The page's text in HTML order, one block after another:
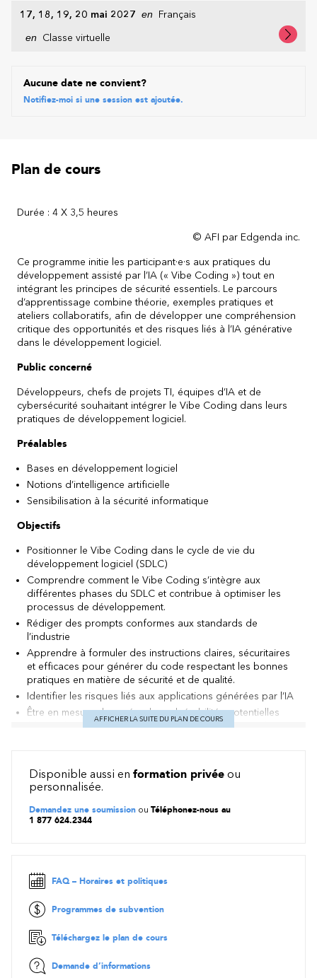
17, 18, 19, 20 mai 2027 en Français
en Classe virtuelle
Aucune date ne convient?
Notifiez-moi si une session est ajoutée.
Plan de cours
Durée : 4 X 3,5 heures
© AFI par Edgenda inc.
Ce programme initie les participant·e·s aux pratiques du
développement assisté par l’IA (« Vibe Coding ») tout en
intégrant les principes de sécurité essentiels. Le parcours
d’apprentissage combine théorie, exemples pratiques et
ateliers collaboratifs, afin de développer une compréhension
critique des opportunités et des risques liés à l’IA générative
dans le développement logiciel.
Public concerné
Développeurs, chefs de projets TI, équipes d’IA et de
cybersécurité souhaitant intégrer le Vibe Coding dans leurs
pratiques de développement logiciel.
Préalables
Bases en développement logiciel
Notions d’intelligence artificielle
Sensibilisation à la sécurité informatique
Objectifs
Positionner le Vibe Coding dans le cycle de vie du
développement logiciel (SDLC)
Comprendre comment le Vibe Coding s’intègre aux
différentes phases du SDLC et contribue à optimiser les
processus de développement.
Rédiger des prompts conformes aux standards de
l’industrie
Apprendre à formuler des instructions claires, sécuritaires
et efficaces pour générer du code respectant les bonnes
pratiques en matière de sécurité et de qualité.
Identifier les risques liés aux applications générées par l’IA
Être en mesure de repérer les vulnérabilités potentielles
(dépendances, documentation insuffisante, enjeux de
Mettre en œuvre une démarche de revue de code et de
déploiement sécuritaire
éprouvées pour assurer la fiabilité, la conformité et la
sécurité des livrables
Semaine 1 : Pratique de développement logiciel et Vibe
Coding
Survol du SDLC et des pipelines CI/CD (planification, codage,
Coding accélère le prototypage rapide grâce au low-code et
de contrôle de version, dépendances cachées, problèmes de
AFFICHER LA SUITE DU PLAN DE COURS
Disponible aussi en formation privée ou
personnalisée.
Demandez une soumission ou Téléphonez-nous au
1 877 624.2344
FAQ – Horaires et politiques
Programmes de subvention
Téléchargez le plan de cours
Demande d’informations